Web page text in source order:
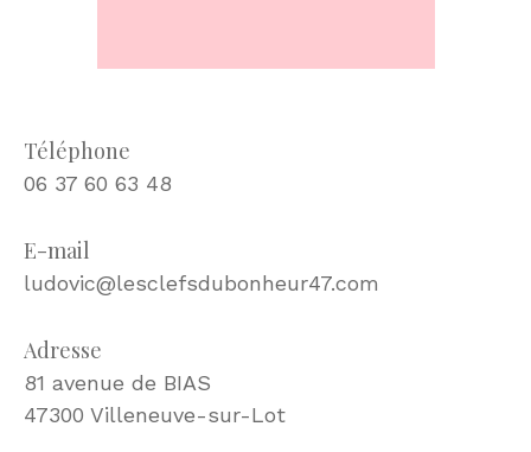
Téléphone
06 37 60 63 48
E-mail
ludovic@lesclefsdubonheur47.com
Adresse
81 avenue de BIAS
47300 Villeneuve-sur-Lot